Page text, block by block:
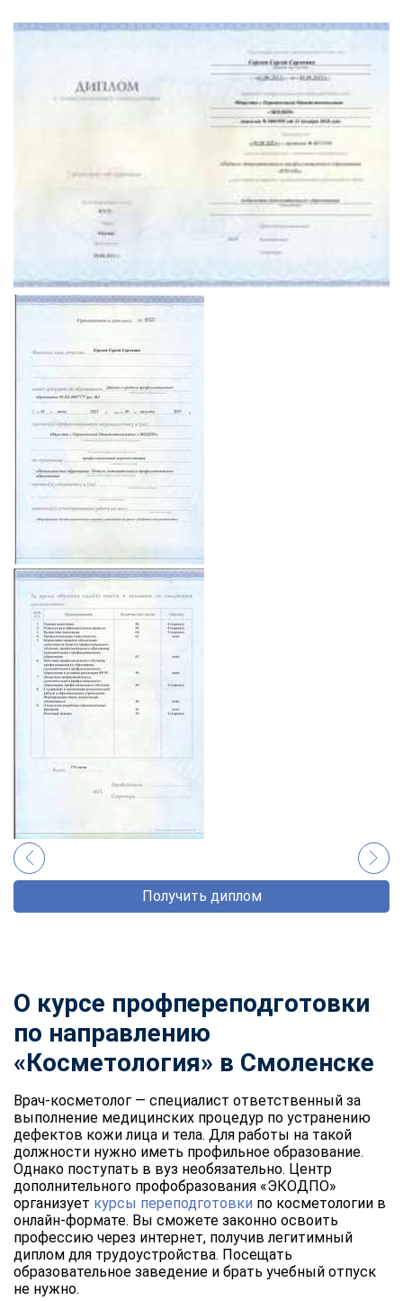
Получить диплом
О курсе профпереподготовки
по направлению
«Косметология» в Смоленске
Врач-косметолог — специалист ответственный за
выполнение медицинских процедур по устранению
дефектов кожи лица и тела. Для работы на такой
должности нужно иметь профильное образование.
Однако поступать в вуз необязательно. Центр
дополнительного профобразования «ЭКОДПО»
организует курсы переподготовки по косметологии в
онлайн-формате. Вы сможете законно освоить
профессию через интернет, получив легитимный
диплом для трудоустройства. Посещать
образовательное заведение и брать учебный отпуск
не нужно.